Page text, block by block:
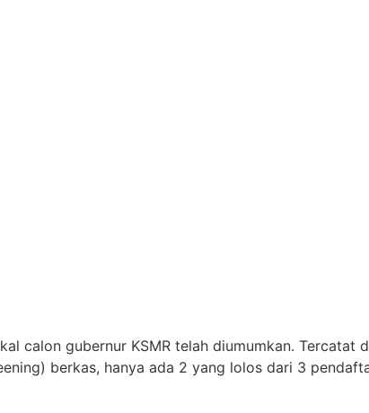
calon gubernur KSMR telah diumumkan. Tercatat
berkas, hanya ada 2 yang lolos dari 3